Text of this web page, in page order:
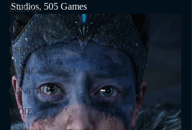
LGBTQ+
CORRIDA
ESPORTES
SOBREVIVÊNCIA
CONSTRUÇÃO
INDIE
Studios, 505 Games